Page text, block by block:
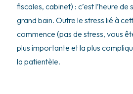
fiscales, cabinet) : c’est l’heure de
grand bain. Outre le stress lié à
commence (pas de stress, vous
plus importante et la plus
la patientèle.